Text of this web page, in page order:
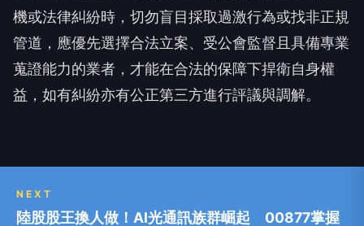
機或法律糾紛時，切勿盲目採取過激行為或找非正規
管道，應優先選擇合法立案、受公會監督且具備專業
蒐證能力的業者，才能在合法的保障下捍衛自身權
益，如有糾紛亦有公正第三方進行評議與調解。
NEXT
陸股股王換人做！AI光通訊族群崛起 00877掌握